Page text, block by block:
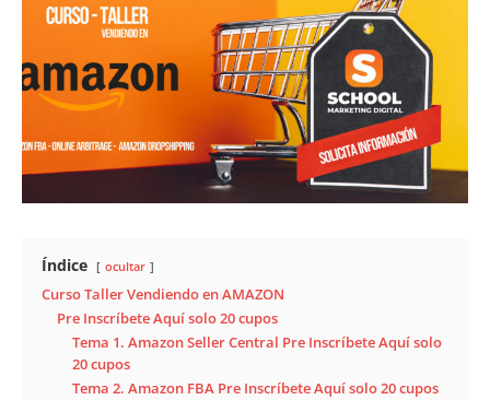
Índice ocultar
Curso Taller Vendiendo en AMAZON
Pre Inscríbete Aquí solo 20 cupos
Tema 1. Amazon Seller Central Pre Inscríbete Aquí solo
20 cupos
Tema 2. Amazon FBA Pre Inscríbete Aquí solo 20 cupos